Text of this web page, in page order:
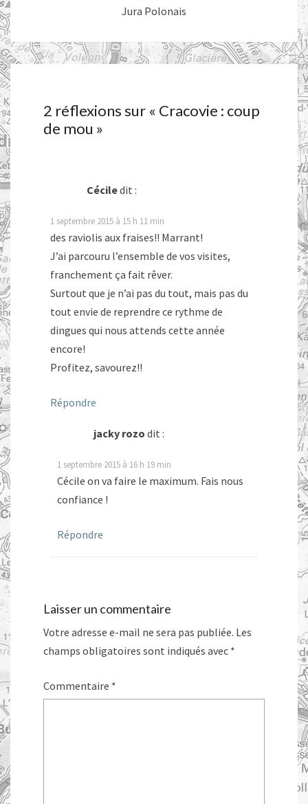
Jura Polonais
2 réflexions sur « Cracovie : coup
de mou »
Céciledit :
1 septembre 2015 à 15 h 11 min
des raviolis aux fraises!! Marrant!
J’ai parcouru l’ensemble de vos visites,
franchement ça fait rêver.
Surtout que je n’ai pas du tout, mais pas du
tout envie de reprendre ce rythme de
dingues qui nous attends cette année
encore!
Profitez, savourez!!
Répondre
jacky rozo dit :
1 septembre 2015 à 16 h 19 min
Cécile on va faire le maximum. Fais nous
confiance !
Répondre
Laisser un commentaire
Votre adresse e-mail ne sera pas publiée. Les
champs obligatoires sont indiqués avec *
Commentaire *